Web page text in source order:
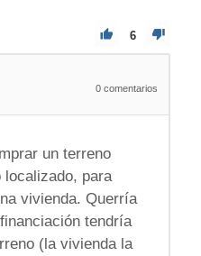
6
0 comentarios
un terreno
localizado, para
vivienda. Querría
tendría
(la vivienda la